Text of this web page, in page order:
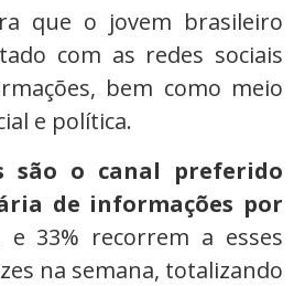
que o jovem brasileiro
com as redes sociais
bem como meio
e política.
são o canal preferido
de informações por
e 33% recorrem a esses
na semana, totalizando